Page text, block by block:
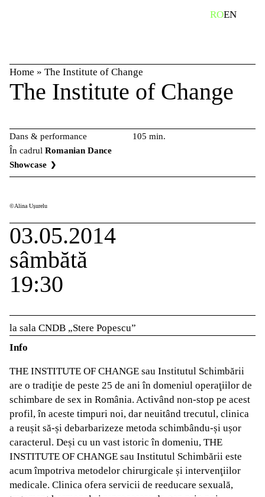
ROEN
Home » The Institute of Change
The Institute of Change
Dans & performance
În cadrul Romanian Dance
Showcase
105 min.
©Alina Ușurelu
03.05.2014
sâmbătă
19:30
la sala CNDB „Stere Popescu”
Info
THE INSTITUTE OF CHANGE sau Institutul Schimbării
are o tradiţie de peste 25 de ani în domeniul operaţiilor de
schimbare de sex in România. Activând non-stop pe acest
profil, în aceste timpuri noi, dar neuitând trecutul, clinica
a reușit să-și debarbarizeze metoda schimbându-și ușor
caracterul. Deși cu un vast istoric în domeniu, THE
INSTITUTE OF CHANGE sau Institutul Schimbării este
acum împotriva metodelor chirurgicale și intervenţiilor
medicale. Clinica ofera servicii de reeducare sexuală,